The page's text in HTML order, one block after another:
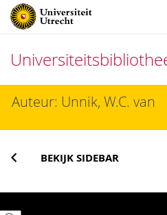
naarAuteur: Unnik, W.C. van
BEKIJK SIDEBAR